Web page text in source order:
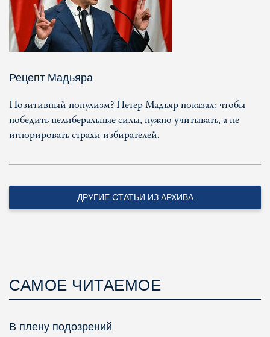
Рецепт Мадьяра
Позитивный популизм? Петер Мадьяр показал: чтобы
победить нелиберальные силы, нужно учитывать, а не
игнорировать страхи избирателей.
ДРУГИЕ СТАТЬИ ИЗ АРХИВА
САМОЕ ЧИТАЕМОЕ
В плену подозрений